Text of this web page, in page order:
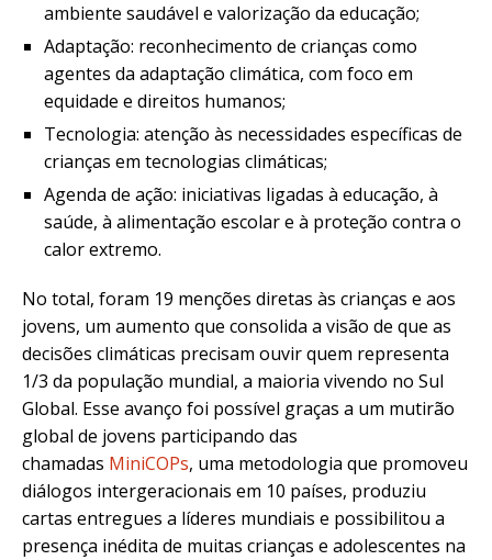
ambiente saudável e valorização da educação;
Adaptação: reconhecimento de crianças como
agentes da adaptação climática, com foco em
equidade e direitos humanos;
Tecnologia: atenção às necessidades específicas de
crianças em tecnologias climáticas;
Agenda de ação: iniciativas ligadas à educação, à
saúde, à alimentação escolar e à proteção contra o
calor extremo.
No total, foram 19 menções diretas às crianças e aos
jovens, um aumento que consolida a visão de que as
decisões climáticas precisam ouvir quem representa
1/3 da população mundial, a maioria vivendo no Sul
Global. Esse avanço foi possível graças a um mutirão
global de jovens participando das
chamadas MiniCOPs, uma metodologia que promoveu
diálogos intergeracionais em 10 países, produziu
cartas entregues a líderes mundiais e possibilitou a
presença inédita de muitas crianças e adolescentes na